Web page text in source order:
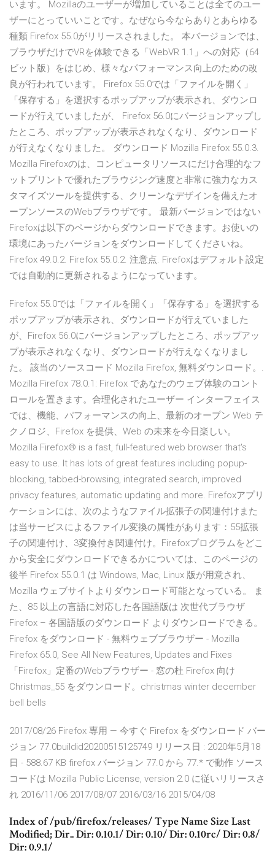
います。 Mozillaのユーザーが増加していることは全てのユー
ザーにとっていいことです。なぜなら今ならありとあらゆる
種類 Firefox 55.0がリリースされました。 本バージョンでは、
ブラウザだけでVRを体験できる「WebVR 1.1」への対応（64
ビット版）をはじめ、様々なパフォーマンス向上のための改
良が行われています。 Firefox 55.0では「ファイルを開く」
「保存する」を選択するポップアップが表示され、ダウンロ
ードが行えていましたが、 Firefox 56.0にバージョンアップし
たところ、ポップアップが表示されなくなり、ダウンロード
が行えなくなりました。 ダウンロード Mozilla Firefox 55.0.3.
Mozilla Firefoxのは、コンピュータリソースにだけ合理的なフ
ットプリントで優れたブラウジング速度と非常に強力なカス
タマイズツールを提供する、クリーンなデザインを備えたオ
ープンソースのWebブラウザです。 最新バージョンではない
Firefoxは以下のページからダウンロードできます。お使いの
環境にあったバージョンをダウンロードしてくださいね。
Firefox 49.0.2. Firefox 55.0.2. 注意点. Firefoxはデフォルト設定
では自動的に更新されるようになっています。
Firefox 55.0では「ファイルを開く」「保存する」を選択する
ポップアップが表示され、ダウンロードが行えていました
が、Firefox 56.0にバージョンアップしたところ、ポップアッ
プが表示されなくなり、ダウンロードが行えなくなりまし
た。 該当のソースコード Mozilla Firefox, 無料ダウンロード。.
Mozilla Firefox 78.0.1: Firefox であなたのウェブ体験のコント
ロールを置きます。合理化されたユーザー インターフェイス
では、機能、パフォーマンスの向上、最新のオープン Web テ
クノロジ、Firefox を提供、Web の未来を今日楽しい。
Mozilla Firefox® is a fast, full-featured web browser that's
easy to use. It has lots of great features including popup-
blocking, tabbed-browsing, integrated search, improved
privacy features, automatic updating and more. Firefoxアプリ
ケーションには、次のようなファイル拡張子の関連付けまた
は当サービスによるファイル変換の属性があります：55拡張
子の関連付け、3変換付き関連付け。Firefoxプログラムをどこ
から安全にダウンロードできるかについては、このページの
後半 Firefox 55.0.1 は Windows, Mac, Linux 版が用意され、
Mozilla ウェブサイトよりダウンロード可能となっている。 ま
た、85 以上の言語に対応した各国語版は 次世代ブラウザ
Firefox – 各国語版のダウンロード よりダウンロードできる。
Firefox をダウンロード - 無料ウェブブラウザー - Mozilla
Firefox 65.0, See All New Features, Updates and Fixes
「Firefox」定番のWebブラウザー - 窓の杜 Firefox 向け
Christmas_55 をダウンロード。christmas winter december
bell bells
2017/08/26 Firefox 専用 — 今すぐ Firefox をダウンロード バー
ジョン 77.0buildid20200515125749 リリース日 : 2020年5月18
日 - 588.67 KB firefox バージョン 77.0 から 77.* で動作 ソース
コードは Mozilla Public License, version 2.0 に従いリリースさ
れ 2016/11/06 2017/08/07 2016/03/16 2015/04/08
Index of /pub/firefox/releases/ Type Name Size Last
Modified; Dir.. Dir: 0.10.1/ Dir: 0.10/ Dir: 0.10rc/ Dir: 0.8/
Dir: 0.9.1/